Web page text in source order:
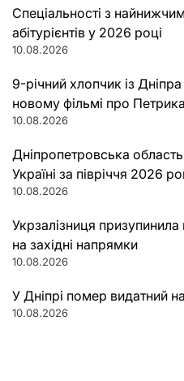
Спеціальності з
абітурієнтів у 2026 році
10.08.2026
9-річний хлопчик із
новому фільмі про
10.08.2026
Дніпропетровська
Україні за півріччя 2026
10.08.2026
Укрзалізниця
на західні напрямки
10.08.2026
У Дніпрі помер видатний
10.08.2026